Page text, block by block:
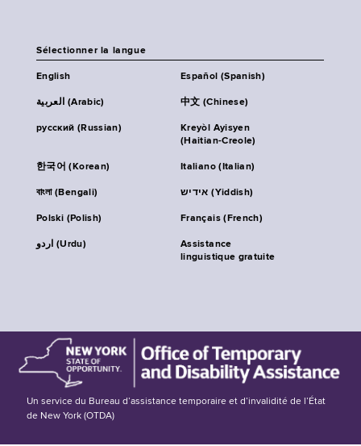
Sélectionner la langue
English Español (Spanish)
العربية (Arabic) 中文 (Chinese)
русский (Russian)
Kreyòl Ayisyen
(Haitian-Creole)
한국어 (Korean) Italiano (Italian)
বাংলা (Bengali) אידיש (Yiddish)
Polski (Polish) Français (French)
اردو (Urdu)
Assistance
linguistique gratuite
Un service du Bureau d’assistance temporaire et d’invalidité de l’État
de New York (OTDA)